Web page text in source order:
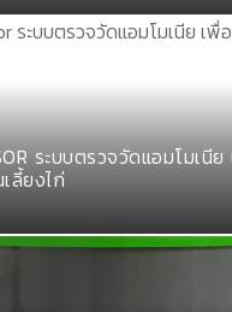
ระบบตรวจวัดแอมโมเ
ลี้ยงไก่